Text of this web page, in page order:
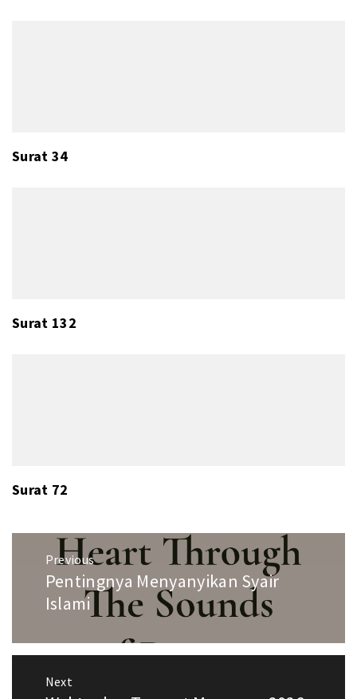
Surat 34
Surat 132
Surat 72
Post
navigation
Previous
Previous
post:
Pentingnya Menyanyikan Syair
Islami
Next